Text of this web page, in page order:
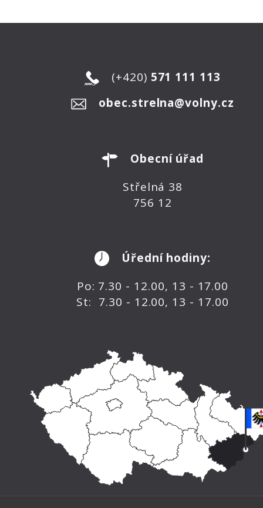
(+420) 571 111 113
obec.strelna@volny.cz
Obecní úřad
Střelná 38
756 12
Úřední hodiny:
Po: 7.30 - 12.00, 13 - 17.00
St: 7.30 - 12.00, 13 - 17.00